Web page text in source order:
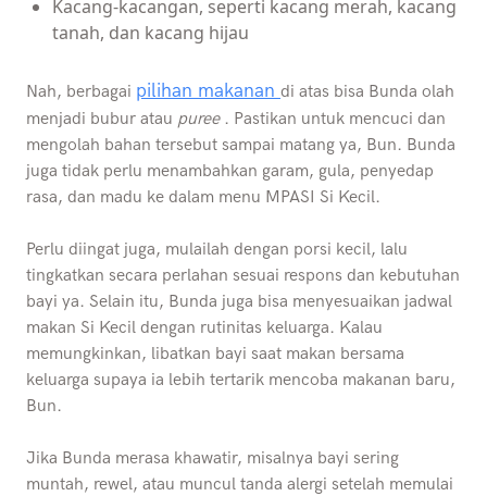
Kacang-kacangan, seperti kacang merah, kacang
tanah, dan kacang hijau
Nah, berbagai pilihan makanan di atas bisa Bunda olah
menjadi bubur atau puree . Pastikan untuk mencuci dan
mengolah bahan tersebut sampai matang ya, Bun. Bunda
juga tidak perlu menambahkan garam, gula, penyedap
rasa, dan madu ke dalam menu MPASI Si Kecil.
Perlu diingat juga, mulailah dengan porsi kecil, lalu
tingkatkan secara perlahan sesuai respons dan kebutuhan
bayi ya. Selain itu, Bunda juga bisa menyesuaikan jadwal
makan Si Kecil dengan rutinitas keluarga. Kalau
memungkinkan, libatkan bayi saat makan bersama
keluarga supaya ia lebih tertarik mencoba makanan baru,
Bun.
Jika Bunda merasa khawatir, misalnya bayi sering
muntah, rewel, atau muncul tanda alergi setelah memulai